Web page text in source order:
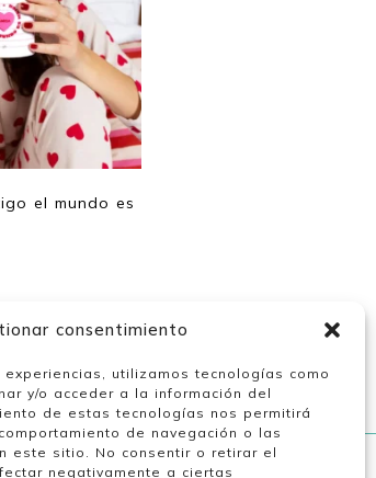
consentimiento
utilizamos tecnologías como
y/o acceder a la información del
de estas tecnologías nos permitirá
de navegación o las
este sitio. No consentir o retirar el
negativamente a ciertas
el mundo es